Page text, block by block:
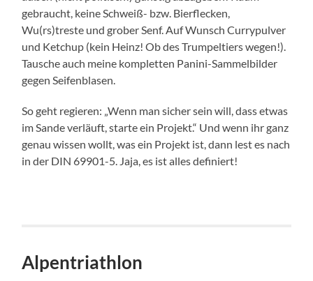
gebraucht, keine Schweiß- bzw. Bierflecken,
Wu(rs)treste und grober Senf. Auf Wunsch Currypulver
und Ketchup (kein Heinz! Ob des Trumpeltiers wegen!).
Tausche auch meine kompletten Panini-Sammelbilder
gegen Seifenblasen.
So geht regieren: „Wenn man sicher sein will, dass etwas
im Sande verläuft, starte ein Projekt.“ Und wenn ihr ganz
genau wissen wollt, was ein Projekt ist, dann lest es nach
in der DIN 69901-5. Jaja, es ist alles definiert!
Alpentriathlon